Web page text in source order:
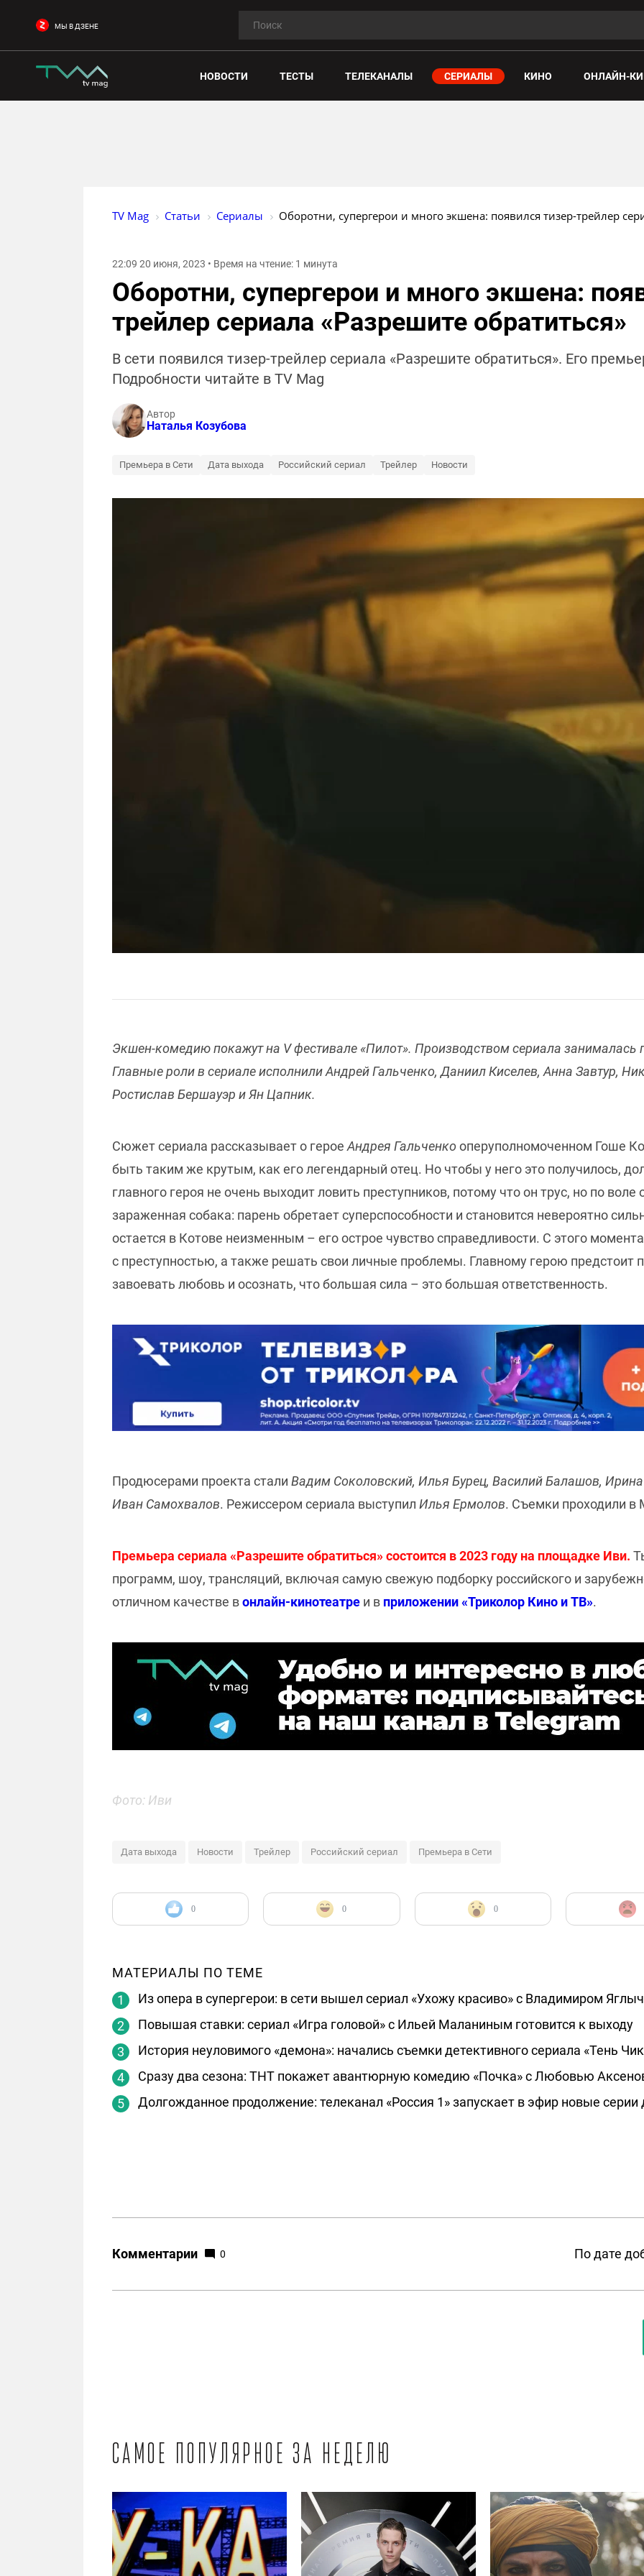
МЫ В ДЗЕНЕ
НОВОСТИ ТЕСТЫ ТЕЛЕКАНАЛЫ СЕРИАЛЫ КИНО ОНЛАЙН-
TV Mag Статьи Сериалы Оборотни, супергерои и много экшена: появился тизер-трейлер
22:09 20 июня, 2023 • Время на чтение: 1 минута
Оборотни, супергерои и много экшена:
трейлер сериала «Разрешите обратиться»
В сети появился тизер-трейлер сериала «Разрешите обратиться». Его
Подробности читайте в TV Mag
Автор
Наталья Козубова
Премьера в Сети Дата выхода Российский сериал Трейлер Новости
Экшен-комедию покажут на V фестивале «Пилот». Производством сериала
Главные роли в сериале исполнили Андрей Гальченко, Даниил Киселев, Анна Завтур,
Ростислав Бершауэр и Ян Цапник.
Сюжет сериала рассказывает о герое Андрея Гальченкооперуполномоченном Гоше
быть таким же крутым, как его легендарный отец. Но чтобы у него это получилось,
главного героя не очень выходит ловить преступников, потому что он трус, но по воле
зараженная собака: парень обретает суперспособности и становится невероятно
остается в Котове неизменным – его острое чувство справедливости. С этого
с преступностью, а также решать свои личные проблемы. Главному герою предстоит
завоевать любовь и осознать, что большая сила – это большая ответственность.
Продюсерами проекта стали Вадим Соколовский, Илья Бурец, Василий Балашов,
Иван Самохвалов. Режиссером сериала выступил Илья Ермолов. Съемки проходили в
Премьера сериала «Разрешите обратиться» состоится в 2023 году на площадке Иви.
программ, шоу, трансляций, включая самую свежую подборку российского и
отличном качестве вонлайн-кинотеатре и в приложении «Триколор Кино и ТВ».
Фото: Иви
Дата выхода Новости Трейлер Российский сериал Премьера в Сети
0 0 0
МАТЕРИАЛЫ ПО ТЕМЕ
Из опера в супергерои: в сети вышел сериал «Ухожу красиво» с Владимиром
Повышая ставки: сериал «Игра головой» с Ильей Маланиным готовится к выходу
История неуловимого «демона»: начались съемки детективного сериала «Тень
Сразу два сезона: ТНТ покажет авантюрную комедию «Почка» с Любовью
Долгожданное продолжение: телеканал «Россия 1» запускает в эфир новые серии
Комментарии 0 По дате
Самое популярное за неделю